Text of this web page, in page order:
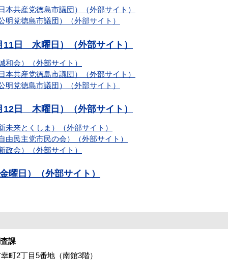
共産党徳島市議団）（外部サイト）
党徳島市議団）（外部サイト）
11日 水曜日）（外部サイト）
会）（外部サイト）
共産党徳島市議団）（外部サイト）
党徳島市議団）（外部サイト）
12日 木曜日）（外部サイト）
とくしま）（外部サイト）
民主党市民の会）（外部サイト）
）（外部サイト）
日）（外部サイト）
査課
町2丁目5番地（南館3階）